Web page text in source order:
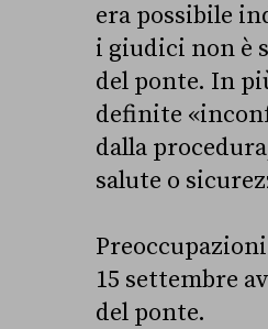
era possibile
i giudici non è
del ponte. In
definite
dalla
salute o
Preoccupazioni
15 settembre
del ponte.